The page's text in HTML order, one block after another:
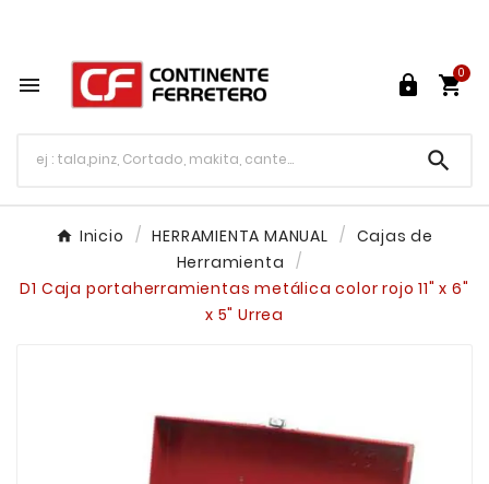
  
0

Inicio HERRAMIENTA MANUAL
Cajas de
Herramienta
D1 Caja portaherramientas metálica color rojo 11" x 6"
x 5" Urrea